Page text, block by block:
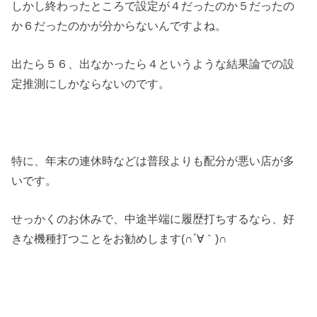
しかし終わったところで設定が４だったのか５だったの
か６だったのかが分からないんですよね。
出たら５６、出なかったら４というような結果論での設
定推測にしかならないのです。
特に、年末の連休時などは普段よりも配分が悪い店が多
いです。
せっかくのお休みで、中途半端に履歴打ちするなら、好
きな機種打つことをお勧めします(∩´∀｀)∩